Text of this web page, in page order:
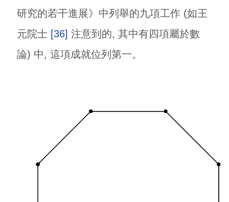
研究的若干進展》中列舉的九項工作 (如王
元院士 [36] 注意到的, 其中有四項屬於數
論) 中, 這項成就位列第一。